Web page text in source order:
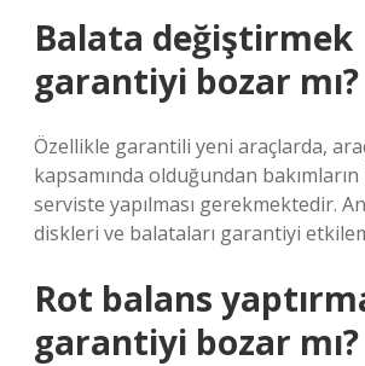
Balata değiştirmek
garantiyi bozar mı?
Özellikle garantili yeni araçlarda,
kapsamında olduğundan
serviste yapılması gerekmektedir.
diskleri ve balataları garantiyi
Rot balans
garantiyi bozar mı?